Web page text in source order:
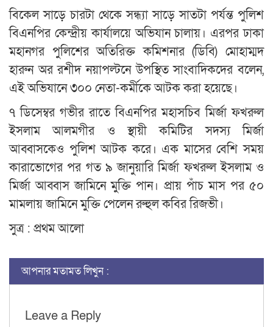
বিকেল সাড়ে চারটা থেকে সন্ধ্যা সাড়ে সাতটা পর্যন্ত পুলিশ
বিএনপির কেন্দ্রীয় কার্যালয়ে অভিযান চালায়। এরপর ঢাকা
মহানগর পুলিশের অতিরিক্ত কমিশনার (ডিবি) মোহাম্মদ
হারুন অর রশীদ নয়াপল্টনে উপস্থিত সাংবাদিকদের বলেন,
এই অভিযানে ৩০০ নেতা-কর্মীকে আটক করা হয়েছে।
৭ ডিসেম্বর গভীর রাতে বিএনপির মহাসচিব মির্জা ফখরুল
ইসলাম আলমগীর ও স্থায়ী কমিটির সদস্য মির্জা
আব্বাসকেও পুলিশ আটক করে। এক মাসের বেশি সময়
কারাভোগের পর গত ৯ জানুয়ারি মির্জা ফখরুল ইসলাম ও
মির্জা আব্বাস জামিনে মুক্তি পান। প্রায় পাঁচ মাস পর ৫০
মামলায় জামিনে মুক্তি পেলেন রুহুল কবির রিজভী।
সুত্র : প্রথম আলো
আপনার মতামত লিখুন :
Leave a Reply